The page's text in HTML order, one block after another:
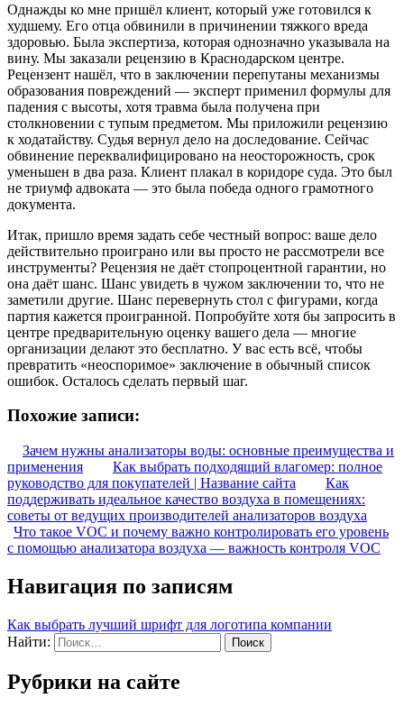
Однажды ко мне пришёл клиент, который уже готовился к
худшему. Его отца обвинили в причинении тяжкого вреда
здоровью. Была экспертиза, которая однозначно указывала на
вину. Мы заказали рецензию в Краснодарском центре.
Рецензент нашёл, что в заключении перепутаны механизмы
образования повреждений — эксперт применил формулы для
падения с высоты, хотя травма была получена при
столкновении с тупым предметом. Мы приложили рецензию
к ходатайству. Судья вернул дело на доследование. Сейчас
обвинение переквалифицировано на неосторожность, срок
уменьшен в два раза. Клиент плакал в коридоре суда. Это был
не триумф адвоката — это была победа одного грамотного
документа.
Итак, пришло время задать себе честный вопрос: ваше дело
действительно проиграно или вы просто не рассмотрели все
инструменты? Рецензия не даёт стопроцентной гарантии, но
она даёт шанс. Шанс увидеть в чужом заключении то, что не
заметили другие. Шанс перевернуть стол с фигурами, когда
партия кажется проигранной. Попробуйте хотя бы запросить в
центре предварительную оценку вашего дела — многие
организации делают это бесплатно. У вас есть всё, чтобы
превратить «неоспоримое» заключение в обычный список
ошибок. Осталось сделать первый шаг.
Похожие записи:
Зачем нужны анализаторы воды: основные преимущества и
применения
Как выбрать подходящий влагомер: полное
руководство для покупателей | Название сайта
Как
поддерживать идеальное качество воздуха в помещениях:
советы от ведущих производителей анализаторов воздуха
Что такое VOC и почему важно контролировать его уровень
с помощью анализатора воздуха — важность контроля VOC
Навигация по записям
Как выбрать лучший шрифт для логотипа компании
Найти:
Рубрики на сайте